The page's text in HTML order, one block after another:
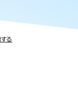
る